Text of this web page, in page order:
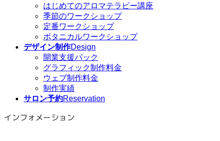
はじめてのアロマテラピー講座
季節のワークショップ
定番ワークショップ
ボタニカルワークショップ
デザイン制作Design
開業支援パック
グラフィック制作料金
ウェブ制作料金
制作実績
サロン予約Reservation
インフォメーション